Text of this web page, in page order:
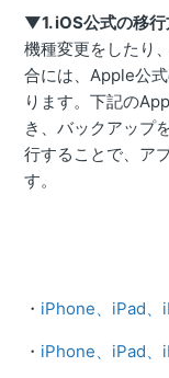
▼1. iOS公式の移
機種変更をしたり
合には、Apple公
ります。下記の
き、バックアップ
行することで、ア
す。
・ iPhone、iPad、
・ iPhone、iPad、